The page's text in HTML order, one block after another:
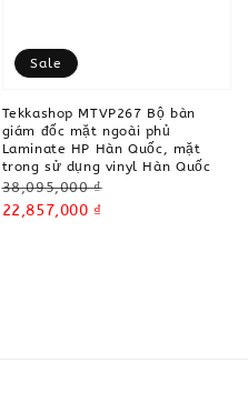
Sale
Tekkashop MTVP267 Bộ bàn
giám đốc mặt ngoài phủ
Laminate HP Hàn Quốc, mặt
trong sử dụng vinyl Hàn Quốc
Regular
price
38,095,000 ₫
Sale
22,857,000 ₫